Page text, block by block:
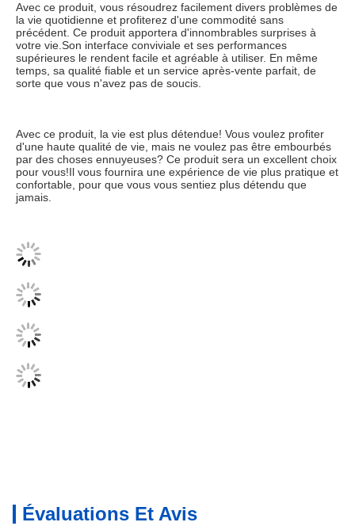
Avec ce produit, vous résoudrez facilement divers problèmes de
la vie quotidienne et profiterez d'une commodité sans
précédent. Ce produit apportera d'innombrables surprises à
votre vie.Son interface conviviale et ses performances
supérieures le rendent facile et agréable à utiliser. En même
temps, sa qualité fiable et un service après-vente parfait, de
sorte que vous n'avez pas de soucis.
Avec ce produit, la vie est plus détendue! Vous voulez profiter
d'une haute qualité de vie, mais ne voulez pas être embourbés
par des choses ennuyeuses? Ce produit sera un excellent choix
pour vous!Il vous fournira une expérience de vie plus pratique et
confortable, pour que vous vous sentiez plus détendu que
jamais.
Évaluations Et Avis